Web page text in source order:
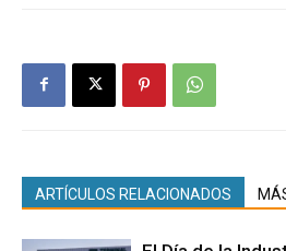
ARTÍCULOS RELACIONADOS